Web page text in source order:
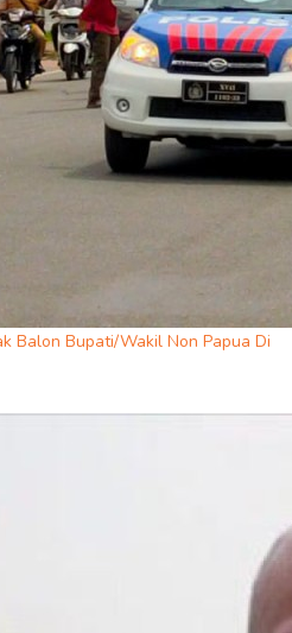
Balon Bupati/Wakil Non Papua Di